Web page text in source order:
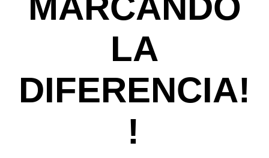
LA
DIFERENCIA!
!